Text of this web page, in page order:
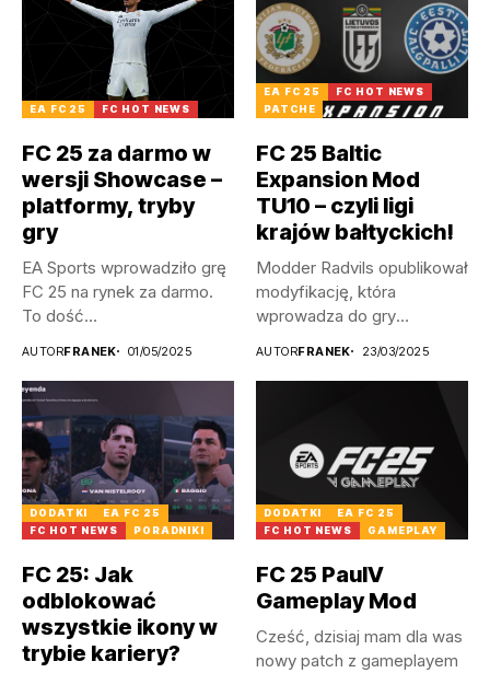
EA FC 25 FC HOT NEWS
FC 25 za darmo w
wersji Showcase –
platformy, tryby
gry
EA Sports wprowadziło grę
FC 25 na rynek za darmo.
To dość...
AUTORFRANEK 01/05/2025
EA FC 25
FC HOT NEWS
PATCHE
FC 25 Baltic
Expansion Mod
TU10 – czyli ligi
krajów bałtyckich!
Modder Radvils opublikował
modyfikację, która
wprowadza do gry
AUTORFRANEK 23/03/2025
DODATKI
EA FC 25
FC HOT NEWS
PORADNIKI
FC 25: Jak
odblokować
wszystkie ikony w
trybie kariery?
DODATKI
EA FC 25
FC HOT NEWS
GAMEPLAY
FC 25 PaulV
Gameplay Mod
Cześć, dzisiaj mam dla was
nowy patch z gameplayem